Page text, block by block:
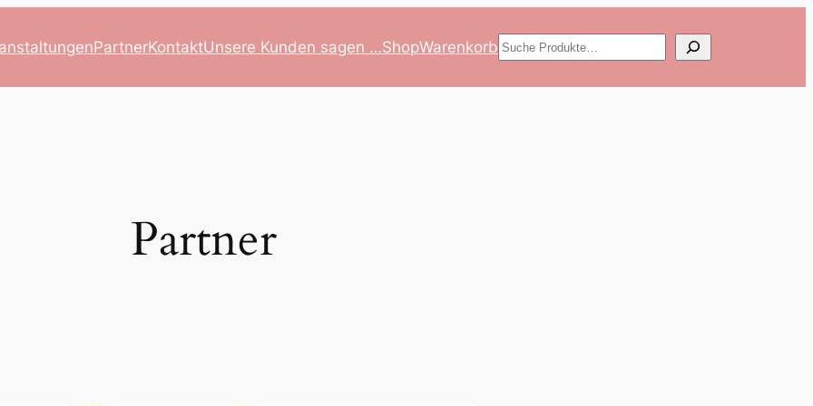
PartnerKontaktUnsere Kunden sagen …ShopWarenkorb Suchen
Partner